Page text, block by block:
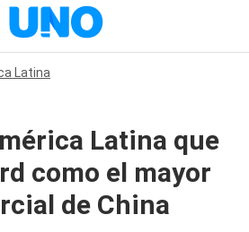
Latina
Latina que
como el mayor
de China